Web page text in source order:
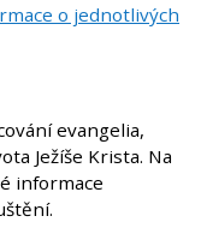
o jednotlivých
evangelia,
Ježíše Krista. Na
informace